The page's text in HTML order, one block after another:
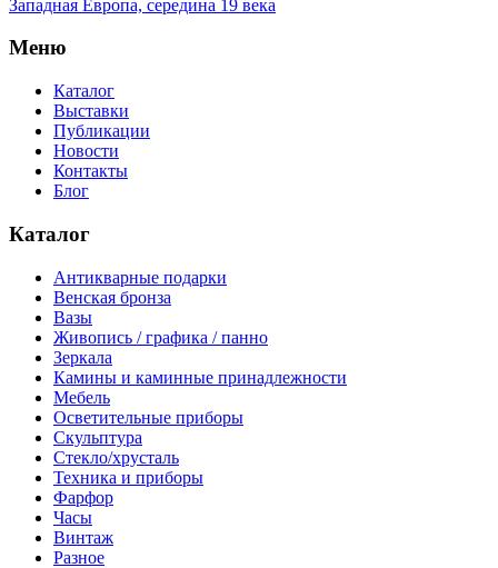
Меню
Каталог
Выставки
Публикации
Новости
Контакты
Блог
Каталог
Антикварные подарки
Венская бронза
Вазы
Живопись / графика / панно
Зеркала
Камины и каминные принадлежности
Мебель
Осветительные приборы
Скульптура
Стекло/хрусталь
Техника и приборы
Фарфор
Часы
Винтаж
Разное